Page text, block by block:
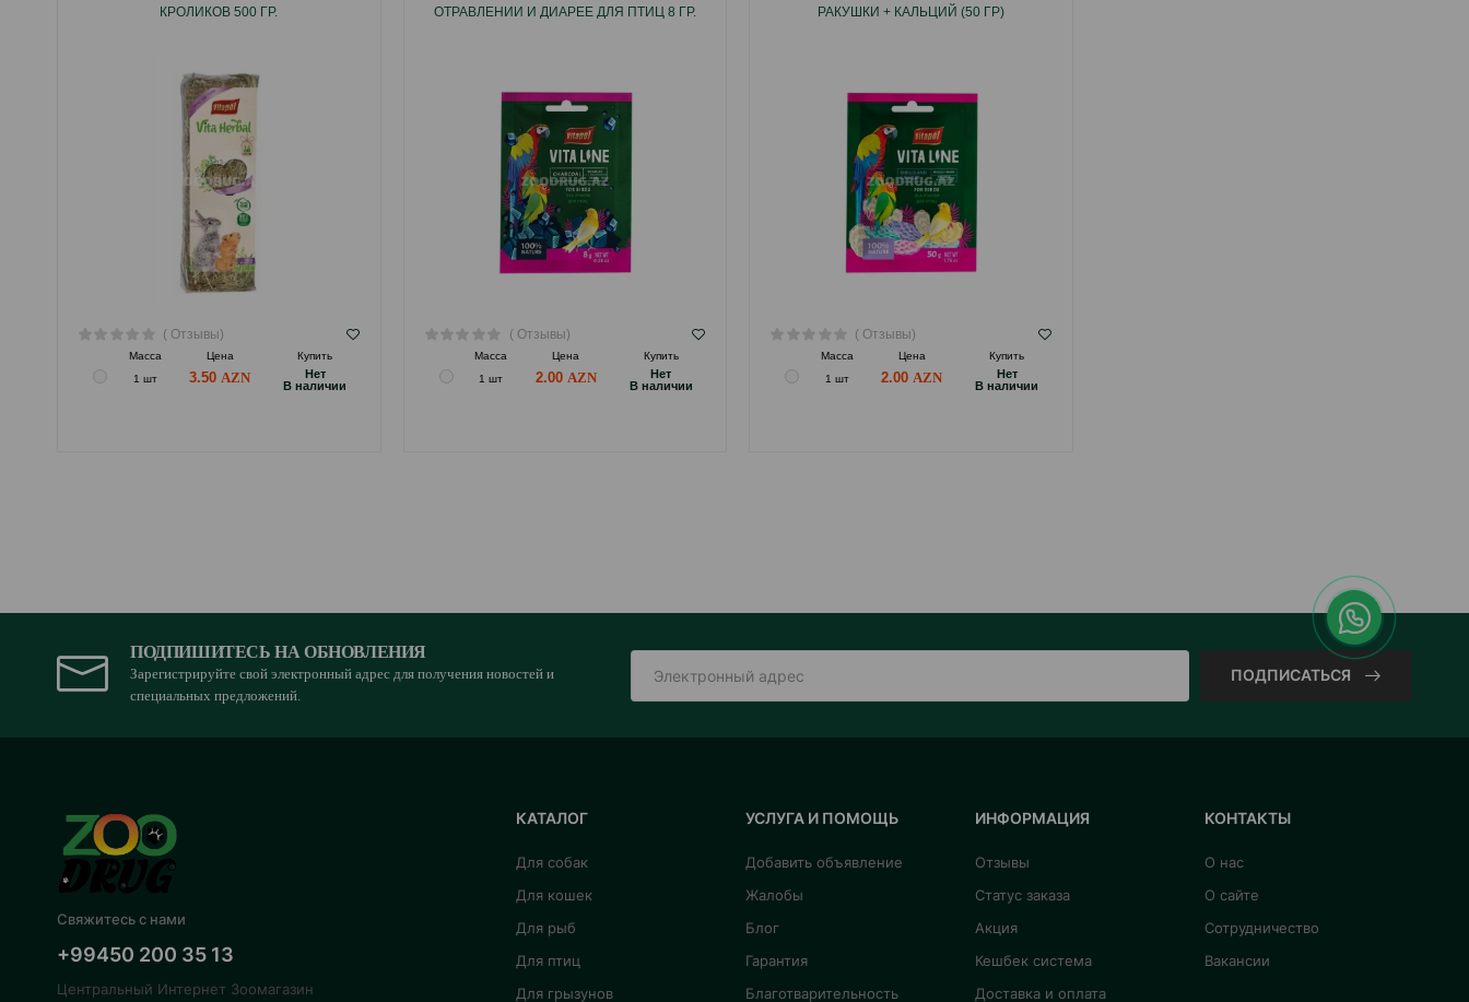
КРОЛИКОВ 500 ГР.
( Отзывы)
Масса Цена
Купить
1 шт
3.50
Hет
B наличии
ОТРАВЛЕНИИ И ДИАРЕЕ ДЛЯ ПТИЦ 8 ГР.
( Отзывы)
Масса Цена
Купить
1 шт
2.00
Hет
B наличии
РАКУШКИ + КАЛЬЦИЙ (50 ГР)
( Отзывы)
Масса Цена
Купить
1 шт
2.00
Hет
B наличии
ПОДПИШИТЕСЬ НА ОБНОВЛЕНИЯ
Зарегистрируйте свой электронный адрес для получения новостей и
специальных предложений.
ПОДПИСАТЬСЯ
Свяжитесь с нами
+99450 200 35 13
Центральный Интернет Зоомагазин
КАТАЛОГ
Для собак
Для кошек
Для рыб
Для птиц
Для грызунов
УСЛУГА И ПОМОЩЬ
Добавить объявление
Жалобы
Блог
Гарантия
Благотварительность
ИНФОРМАЦИЯ
Отзывы
Статус заказа
Акция
Кешбек система
Доставка и оплата
КОНТАКТЫ
О нас
О сайте
Сотрудничество
Вакансии